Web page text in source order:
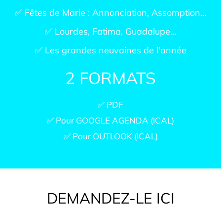
✅ Fêtes de Marie : Annonciation, Assomption...
✅ Lourdes, Fatima, Guadalupe...
✅ Les grandes neuvaines de l'année
2 FORMATS
✅ PDF
✅ Pour GOOGLE AGENDA (ICAL)
✅ Pour OUTLOOK (ICAL)
DEMANDEZ-LE ICI